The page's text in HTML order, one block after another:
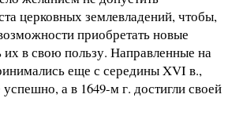
церковных землевладений, чтобы,
приобретать новые
в свою пользу. Направленные на
еще с середины XVI в.,
а в 1649-м г. достигли своей